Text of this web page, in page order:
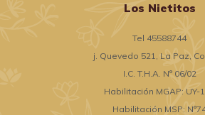
Los Nietitos
Tel 45588744
j. Quevedo 521, La Paz,
I.C. T.H.A. N° 06/02
Habilitación MGAP: UY-
Habilitación MSP: